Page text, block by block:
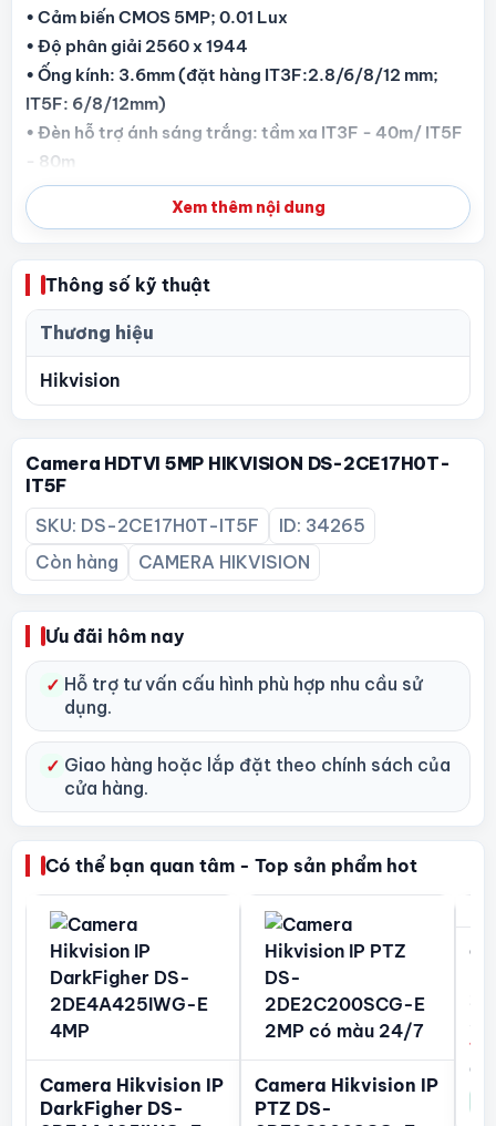
• Cảm biến CMOS 5MP; 0.01 Lux
• Độ phân giải 2560 x 1944
• Ống kính: 3.6mm (đặt hàng IT3F:2.8/6/8/12 mm;
IT5F: 6/8/12mm)
• Đèn hỗ trợ ánh sáng trắng: tầm xa IT3F - 40m/ IT5F
- 80m
• Hỗ trợ 2D DNR, DWDR, HLC, menu OSD
• 4 chuẩn TVI/AHD/CVI/CVBS, có nút chuyển
• Vật liệu: mặt trước kim loại, thân nhựa
• Nguồn: 12VDC; Tiêu chuẩn IP67
Xem thêm nội dung
Thông số kỹ thuật
Thương hiệu
Hikvision
Camera HDTVI 5MP HIKVISION DS-2CE17H0T-
IT5F
SKU: DS-2CE17H0T-IT5F
ID: 34265
Còn hàng
CAMERA HIKVISION
Ưu đãi hôm nay
✓ Hỗ trợ tư vấn cấu hình phù hợp nhu cầu sử
dụng.
✓ Giao hàng hoặc lắp đặt theo chính sách của
cửa hàng.
Có thể bạn quan tâm - Top sản phẩm hot
Camera Hikvision IP
DarkFigher DS-
Camera Hikvision IP
PTZ DS-